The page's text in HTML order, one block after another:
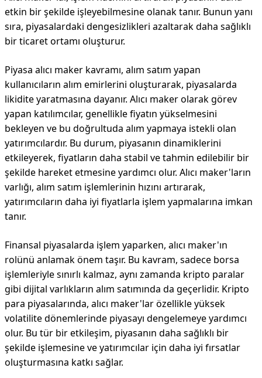
etkin bir şekilde işleyebilmesine olanak tanır. Bunun yanı
sıra, piyasalardaki dengesizlikleri azaltarak daha sağlıklı
bir ticaret ortamı oluşturur.
Piyasa alıcı maker kavramı, alım satım yapan
kullanıcıların alım emirlerini oluşturarak, piyasalarda
likidite yaratmasına dayanır. Alıcı maker olarak görev
yapan katılımcılar, genellikle fiyatın yükselmesini
bekleyen ve bu doğrultuda alım yapmaya istekli olan
yatırımcılardır. Bu durum, piyasanın dinamiklerini
etkileyerek, fiyatların daha stabil ve tahmin edilebilir bir
şekilde hareket etmesine yardımcı olur. Alıcı maker'ların
varlığı, alım satım işlemlerinin hızını artırarak,
yatırımcıların daha iyi fiyatlarla işlem yapmalarına imkan
tanır.
Finansal piyasalarda işlem yaparken, alıcı maker'ın
rolünü anlamak önem taşır. Bu kavram, sadece borsa
işlemleriyle sınırlı kalmaz, aynı zamanda kripto paralar
gibi dijital varlıkların alım satımında da geçerlidir. Kripto
para piyasalarında, alıcı maker'lar özellikle yüksek
volatilite dönemlerinde piyasayı dengelemeye yardımcı
olur. Bu tür bir etkileşim, piyasanın daha sağlıklı bir
şekilde işlemesine ve yatırımcılar için daha iyi fırsatlar
oluşturmasına katkı sağlar.